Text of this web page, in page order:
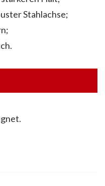
Stahlachse;